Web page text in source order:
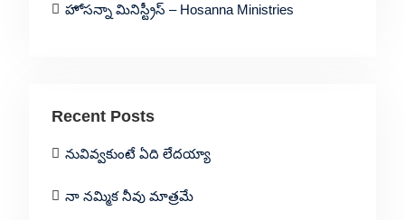
హోసన్నా మినిస్ట్రీస్ – Hosanna Ministries
Recent Posts
నువివ్వకుంటే ఏది లేదయ్యా
నా నమ్మిక నీవు మాత్రమే